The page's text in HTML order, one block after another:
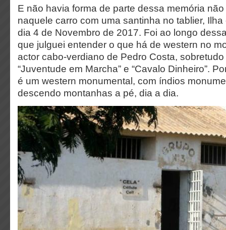
E não havia forma de parte dessa memória
naquele carro com uma santinha no tablier,
dia 4 de Novembro de 2017. Foi ao longo
que julguei entender o que há de western no
actor cabo-verdiano de Pedro Costa,
“Juventude em Marcha” e “Cavalo Dinheiro”.
é um western monumental, com índios
descendo montanhas a pé, dia a dia.